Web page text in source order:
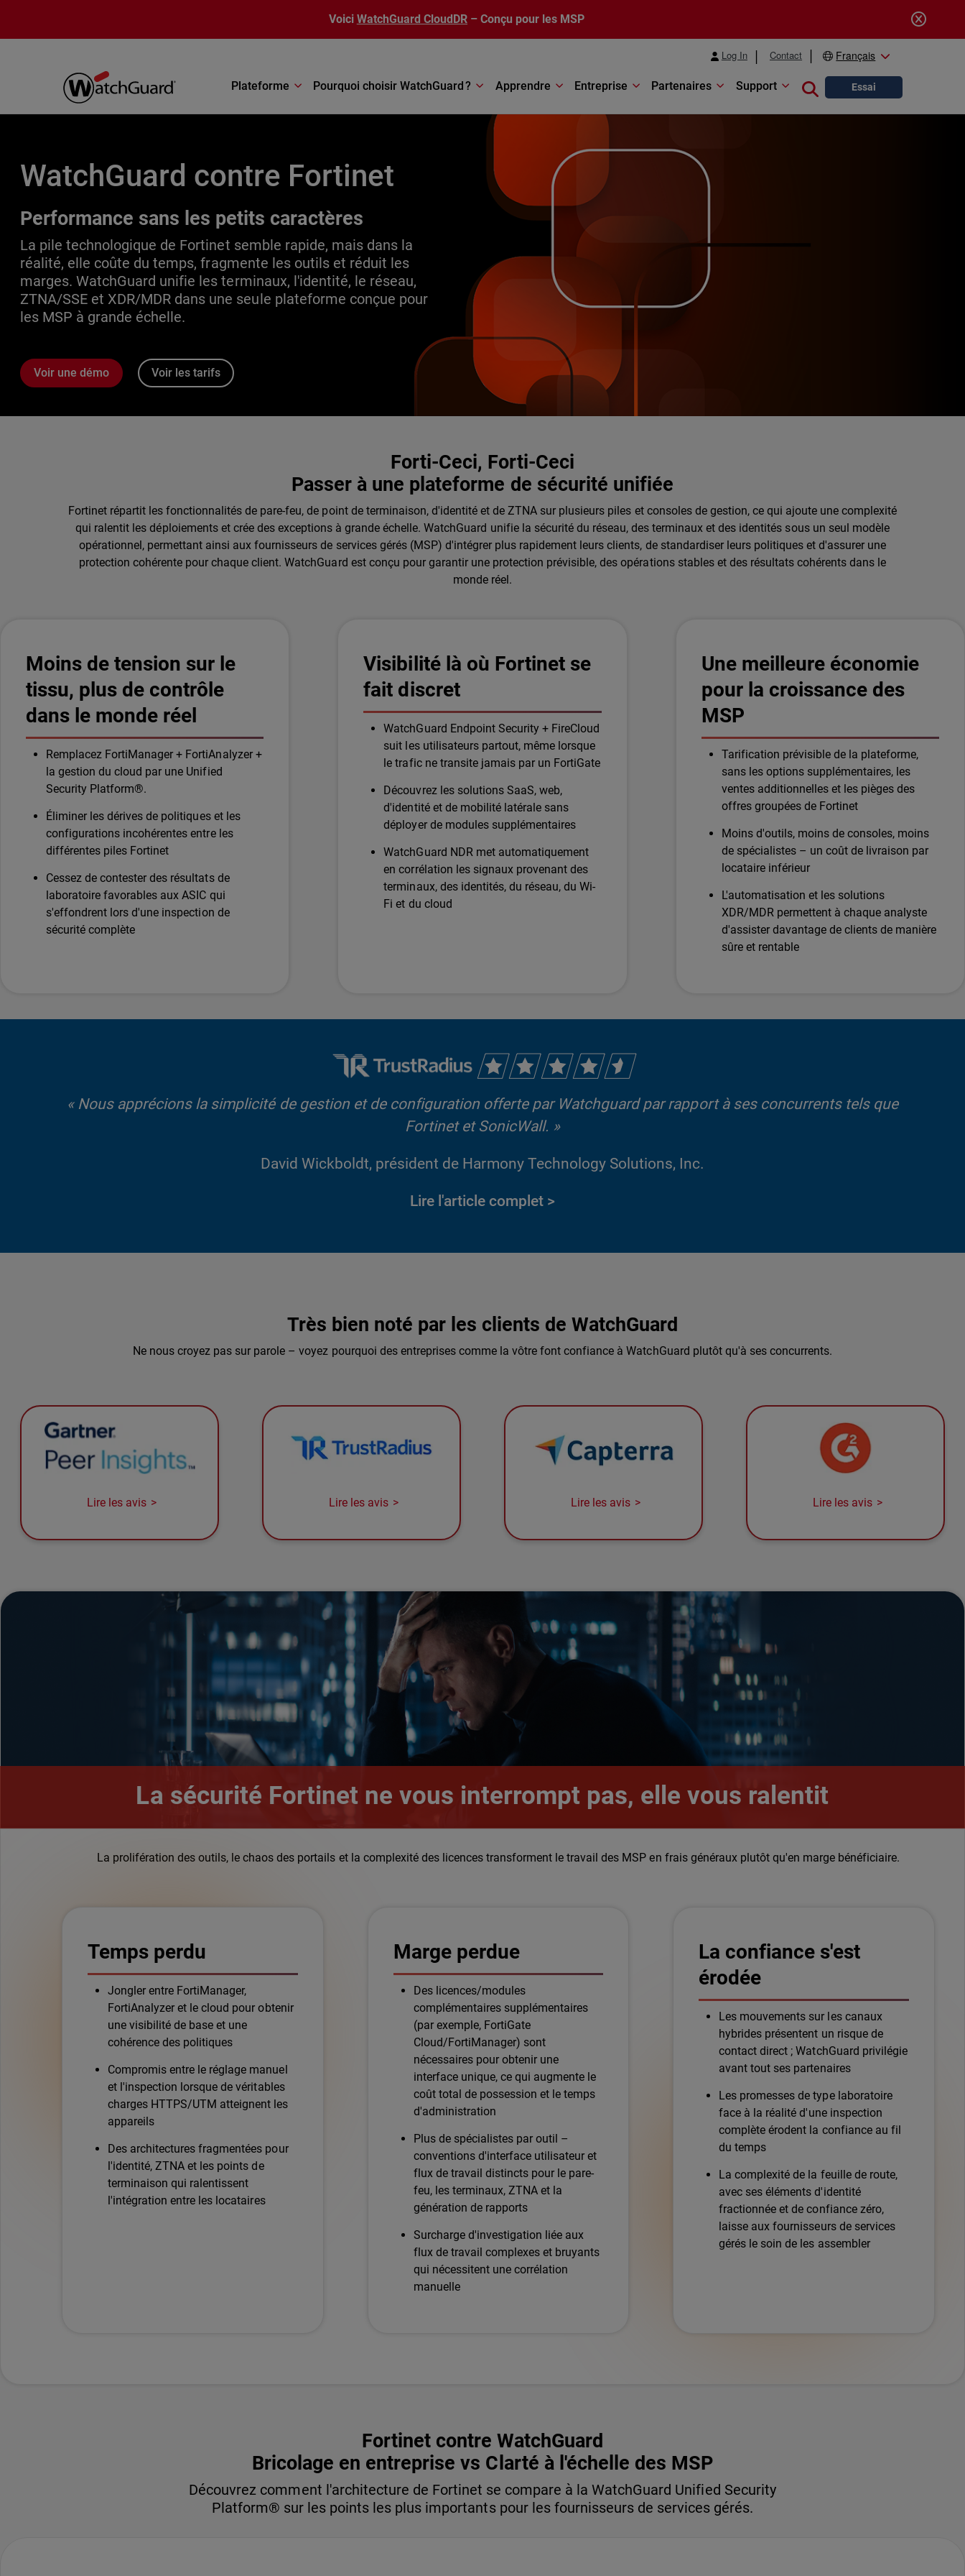
Voici WatchGuard CloudDR – Conçu pour les MSP
Log In Contact Français
Plateforme Pourquoi choisir WatchGuard ? Apprendre Entreprise Partenaires Support Close search
Essai
WatchGuard contre Fortinet
Performance sans les petits caractères
La pile technologique de Fortinet semble rapide, mais dans la
réalité, elle coûte du temps, fragmente les outils et réduit les
marges. WatchGuard unifie les terminaux, l'identité, le réseau,
ZTNA/SSE et XDR/MDR dans une seule plateforme conçue pour
les MSP à grande échelle.
Voir une démo Voir les tarifs
Forti-Ceci, Forti-Ceci
Passer à une plateforme de sécurité unifiée
Fortinet répartit les fonctionnalités de pare-feu, de point de terminaison, d'identité et de ZTNA sur plusieurs piles et consoles de gestion, ce qui ajoute une complexité
qui ralentit les déploiements et crée des exceptions à grande échelle. WatchGuard unifie la sécurité du réseau, des terminaux et des identités sous un seul modèle
opérationnel, permettant ainsi aux fournisseurs de services gérés (MSP) d'intégrer plus rapidement leurs clients, de standardiser leurs politiques et d'assurer une
protection cohérente pour chaque client. WatchGuard est conçu pour garantir une protection prévisible, des opérations stables et des résultats cohérents dans le
monde réel.
Moins de tension sur le
tissu, plus de contrôle
dans le monde réel
Remplacez FortiManager + FortiAnalyzer +
la gestion du cloud par une Unified
Security Platform®.
Éliminer les dérives de politiques et les
configurations incohérentes entre les
différentes piles Fortinet
Cessez de contester des résultats de
laboratoire favorables aux ASIC qui
s'effondrent lors d'une inspection de
sécurité complète
Visibilité là où Fortinet se
fait discret
WatchGuard Endpoint Security + FireCloud
suit les utilisateurs partout, même lorsque
le trafic ne transite jamais par un FortiGate
Découvrez les solutions SaaS, web,
d'identité et de mobilité latérale sans
déployer de modules supplémentaires
WatchGuard NDR met automatiquement
en corrélation les signaux provenant des
terminaux, des identités, du réseau, du Wi-
Fi et du cloud
Une meilleure économie
pour la croissance des
MSP
Tarification prévisible de la plateforme,
sans les options supplémentaires, les
ventes additionnelles et les pièges des
offres groupées de Fortinet
Moins d'outils, moins de consoles, moins
de spécialistes – un coût de livraison par
locataire inférieur
L'automatisation et les solutions
XDR/MDR permettent à chaque analyste
d'assister davantage de clients de manière
sûre et rentable
« Nous apprécions la simplicité de gestion et de configuration offerte par Watchguard par rapport à ses concurrents tels que
Fortinet et SonicWall. »
David Wickboldt, président de Harmony Technology Solutions, Inc.
Lire l'article complet >
Très bien noté par les clients de WatchGuard
Ne nous croyez pas sur parole – voyez pourquoi des entreprises comme la vôtre font confiance à WatchGuard plutôt qu'à ses concurrents.
Lire les avis Lire les avis Lire les avis Lire les avis
La sécurité Fortinet ne vous interrompt pas, elle vous ralentit
La prolifération des outils, le chaos des portails et la complexité des licences transforment le travail des MSP en frais généraux plutôt qu'en marge bénéficiaire.
Temps perdu
Jongler entre FortiManager,
FortiAnalyzer et le cloud pour obtenir
une visibilité de base et une
cohérence des politiques
Compromis entre le réglage manuel
et l'inspection lorsque de véritables
charges HTTPS/UTM atteignent les
appareils
Des architectures fragmentées pour
l'identité, ZTNA et les points de
terminaison qui ralentissent
l'intégration entre les locataires
Marge perdue
Des licences/modules
complémentaires supplémentaires
(par exemple, FortiGate
Cloud/FortiManager) sont
nécessaires pour obtenir une
interface unique, ce qui augmente le
coût total de possession et le temps
d'administration
Plus de spécialistes par outil –
conventions d'interface utilisateur et
flux de travail distincts pour le pare-
feu, les terminaux, ZTNA et la
génération de rapports
Surcharge d'investigation liée aux
flux de travail complexes et bruyants
qui nécessitent une corrélation
manuelle
La confiance s'est
érodée
Les mouvements sur les canaux
hybrides présentent un risque de
contact direct ; WatchGuard privilégie
avant tout ses partenaires
Les promesses de type laboratoire
face à la réalité d'une inspection
complète érodent la confiance au fil
du temps
La complexité de la feuille de route,
avec ses éléments d'identité
fractionnée et de confiance zéro,
laisse aux fournisseurs de services
gérés le soin de les assembler
Fortinet contre WatchGuard
Bricolage en entreprise vs Clarté à l'échelle des MSP
Découvrez comment l'architecture de Fortinet se compare à la WatchGuard Unified Security
Platform® sur les points les plus importants pour les fournisseurs de services gérés.